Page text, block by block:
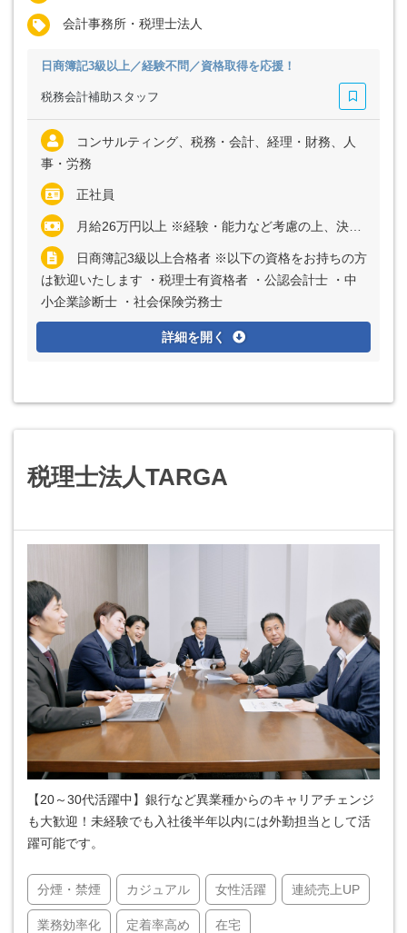
会計事務所・税理士法人
日商簿記3級以上／経験不問／資格取得を応援！
税務会計補助スタッフ
コンサルティング、税務・会計、経理・財務、人
事・労務
正社員
月給26万円以上 ※経験・能力など考慮の上、決定いたします ※上記に固定残業代（月40時間～50時間分＝9万円以上）を含む ※超過分は別途全額支給
日商簿記3級以上合格者 ※以下の資格をお持ちの方
は歓迎いたします ・税理士有資格者 ・公認会計士 ・中
小企業診断士 ・社会保険労務士
詳細を開く
税理士法人TARGA
【20～30代活躍中】銀行など異業種からのキャリアチェンジ
も大歓迎！未経験でも入社後半年以内には外勤担当として活
躍可能です。
分煙・禁煙 カジュアル 女性活躍 連続売上UP
業務効率化 定着率高め 在宅